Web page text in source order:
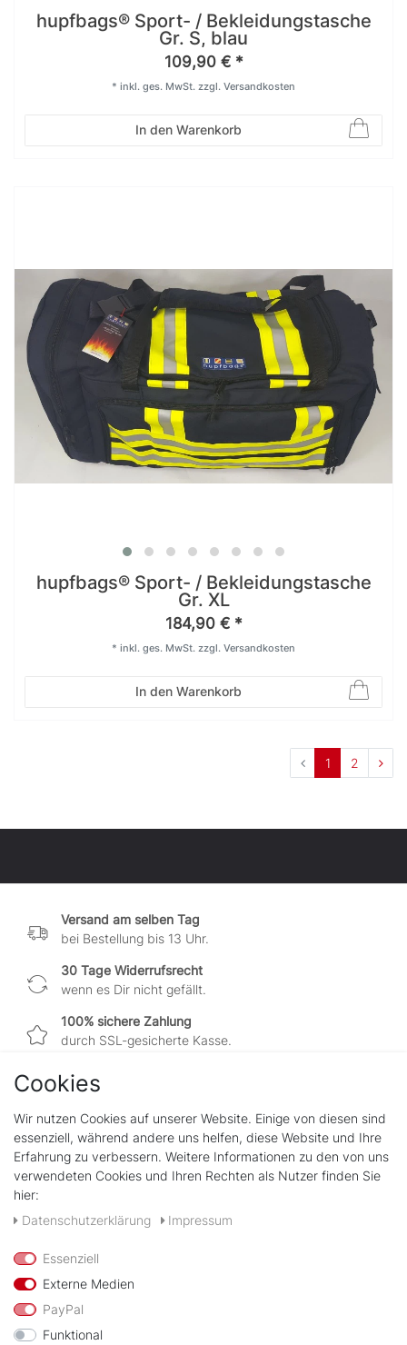
hupfbags® Sport- / Bekleidungstasche
Gr. S, blau
109,90 € *
In den Warenkorb
* inkl. ges. MwSt. zzgl. Versandkosten
hupfbags® Sport- / Bekleidungstasche
Gr. XL
184,90 € *
In den Warenkorb
* inkl. ges. MwSt. zzgl. Versandkosten
1 2
Versand am selben Tag
bei Bestellung bis 13 Uhr.
30 Tage Widerrufsrecht
wenn es Dir nicht gefällt.
100% sichere Zahlung
durch SSL-gesicherte Kasse.
Shop
Kontakt
Rechtliches
Widerrufs­recht
Daten­schutz­erklärung
AGB
Zahlungsarten
Cookies
Wir nutzen Cookies auf unserer Website. Einige von diesen sind
essenziell, während andere uns helfen, diese Website und Ihre
Erfahrung zu verbessern. Weitere Informationen zu den von uns
verwendeten Cookies und Ihren Rechten als Nutzer finden Sie
hier:
Daten­schutz­erklärung
Impressum
Essenziell
Externe Medien
PayPal
Funktional